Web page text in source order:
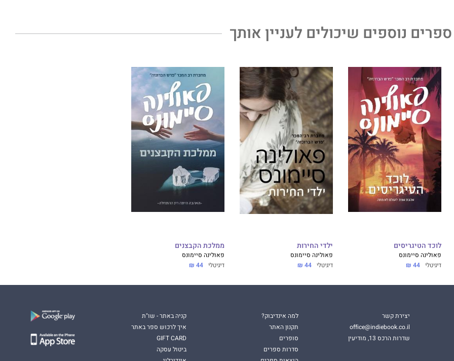
ספרים נוספים שיכולים לעניין אותך
לוכד הטיגריסים
פאולינה סיימונס
דיגיטלי 44 ₪
ילדי החירות
פאולינה סיימונס
דיגיטלי 44 ₪
ממלכת הקבצנים
פאולינה סיימונס
דיגיטלי 44 ₪
יצירת קשר
office@indiebook.co.il
שדרות הרכס 13, מודיעין
למה אינדיבוק?
תקנון האתר
סופרים
סדרות ספרים
קניה באתר - שו"ת
איך לרכוש ספר באתר
GIFT CARD
ביטול עסקה